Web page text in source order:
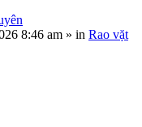
8:46 am » in Rao vặt